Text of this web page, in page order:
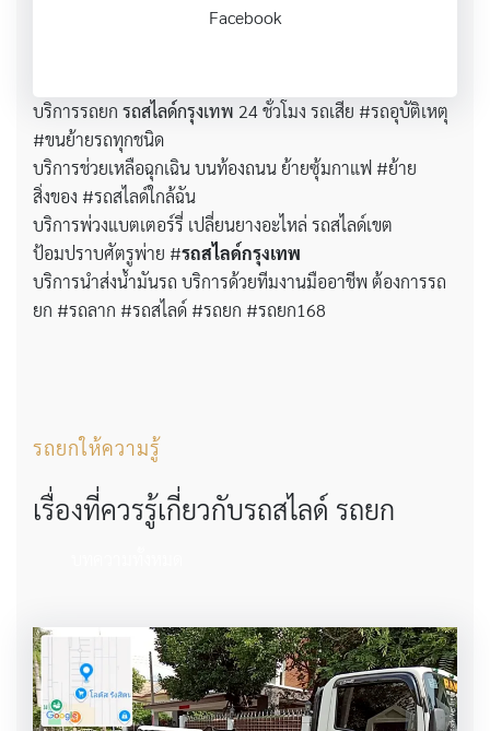
Facebook
บริการรถยก รถสไลด์กรุงเทพ 24 ชั่วโมง รถเสีย #รถอุบัติเหตุ
#ขนย้ายรถทุกชนิด
บริการช่วยเหลือฉุกเฉิน บนท้องถนน ย้ายซุ้มกาแฟ #ย้าย
สิ่งของ #รถสไลด์ใกล้ฉัน
บริการพ่วงแบตเตอร์รี่ เปลี่ยนยางอะไหล่ รถสไลด์เขต
ป้อมปราบศัตรูพ่าย #รถสไลด์กรุงเทพ
บริการนำส่งน้ำมันรถ บริการด้วยทีมงานมืออาชีพ ต้องการรถ
ยก #รถลาก #รถสไลด์ #รถยก #รถยก168
รถยกให้ความรู้
เรื่องที่ควรรู้เกี่ยวกับรถสไลด์ รถยก